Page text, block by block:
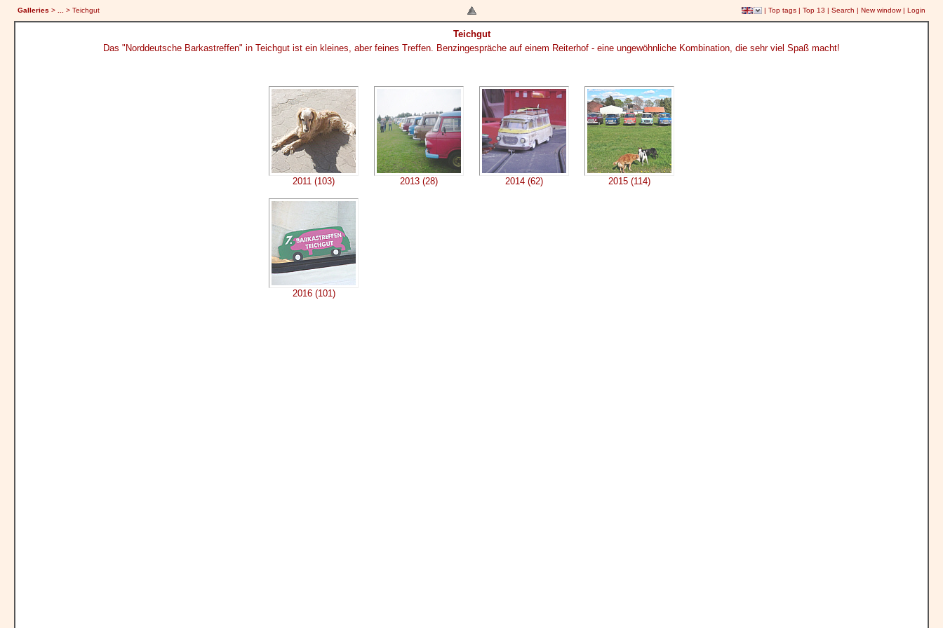
Galleries > > Teichgut | Top tags | Top 13 | Search | New window| Login
Teichgut
Das "Norddeutsche Barkastreffen" in Teichgut ist ein kleines, aber feines Treffen. Benzingespräche auf einem Reiterhof - eine ungewöhnliche Kombination, die sehr viel Spaß macht!
2011 (103) 2013 (28) 2014 (62) 2015 (114)
2016 (101)